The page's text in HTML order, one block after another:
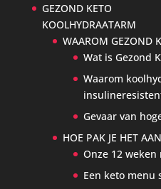
GEZOND KETO
KOOLHYDRAATARM
WAAROM GEZOND
Wat is Gezond
Waarom
Gevaar van
HOE PAK JE HET
Onze 12 weken
Een keto menu